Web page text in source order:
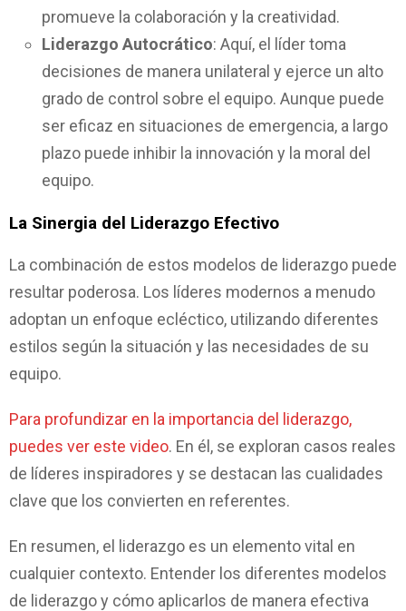
promueve la colaboración y la creatividad.
Liderazgo Autocrático: Aquí, el líder toma
decisiones de manera unilateral y ejerce un alto
grado de control sobre el equipo. Aunque puede
ser eficaz en situaciones de emergencia, a largo
plazo puede inhibir la innovación y la moral del
equipo.
La Sinergia del Liderazgo Efectivo
La combinación de estos modelos de liderazgo puede
resultar poderosa. Los líderes modernos a menudo
adoptan un enfoque ecléctico, utilizando diferentes
estilos según la situación y las necesidades de su
equipo.
Para profundizar en la importancia del liderazgo,
puedes ver este video. En él, se exploran casos reales
de líderes inspiradores y se destacan las cualidades
clave que los convierten en referentes.
En resumen, el liderazgo es un elemento vital en
cualquier contexto. Entender los diferentes modelos
de liderazgo y cómo aplicarlos de manera efectiva